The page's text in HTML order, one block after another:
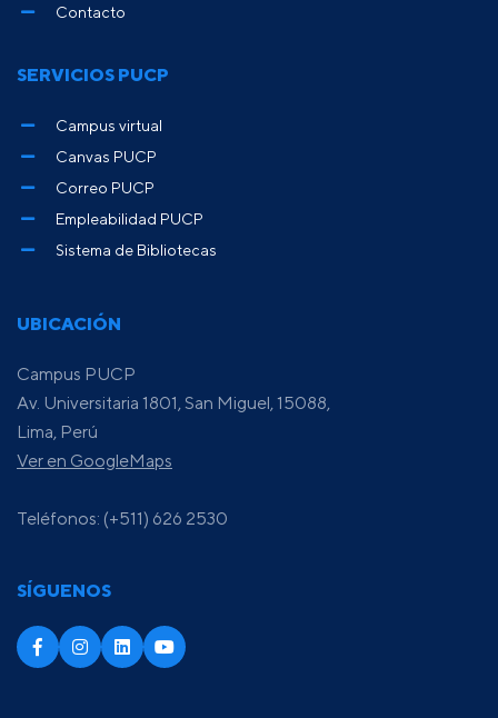
UBICACIÓN
Campus PUCP
Av. Universitaria 1801, San Miguel, 15088,
Lima, Perú
Ver en GoogleMaps
Teléfonos: (+511) 626 2530
SÍGUENOS
Contacto
SERVICIOS PUCP
Campus virtual
Canvas PUCP
Correo PUCP
Empleabilidad PUCP
Sistema de Bibliotecas